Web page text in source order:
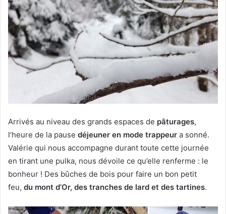
Arrivés au niveau des grands espaces de pâturages,
l’heure de la pause déjeuner en mode trappeur a sonné.
Valérie qui nous accompagne durant toute cette journée
en tirant une pulka, nous dévoile ce qu’elle renferme : le
bonheur ! Des bûches de bois pour faire un bon petit
feu, du mont d’Or, des tranches de lard et des tartines.